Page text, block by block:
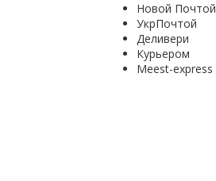
Новой Почтой
УкрПочтой
Деливери
Курьером
Мeest-express